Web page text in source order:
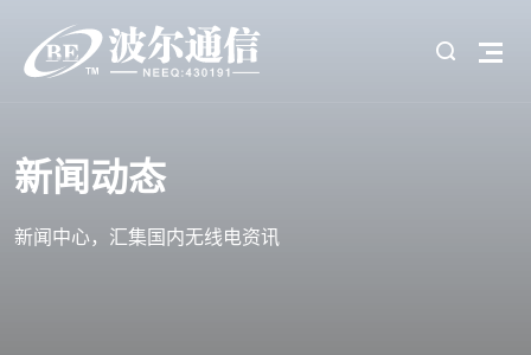
新闻动态
新闻中心，汇集国内无线电资讯